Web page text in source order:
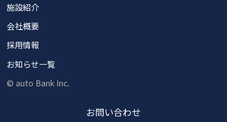
お問い合わせ
施設紹介
会社概要
採用情報
お知らせ一覧
© auto Bank Inc.